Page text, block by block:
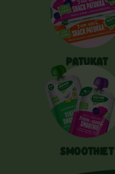
PATUKAT
SMOOTHIET